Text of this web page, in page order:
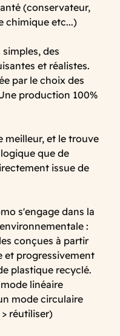
(conservateur,
chimique etc...)
des
et réalistes.
par le choix des
production 100%
meilleur, et le trouve
que de
issue de
s'engage dans la
:
conçues à partir
et progressivement
plastique recyclé.
linéaire
mode circulaire
réutiliser)